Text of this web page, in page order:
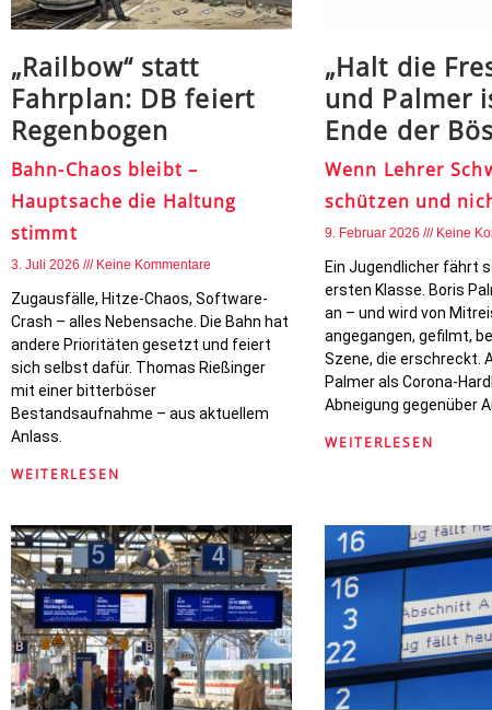
„Railbow“ statt
Fahrplan: DB feiert
Regenbogen
Bahn-Chaos bleibt –
Hauptsache die Haltung
stimmt
3. Juli 2026 Keine Kommentare
Zugausfälle, Hitze-Chaos, Software-
Crash – alles Nebensache. Die Bahn hat
andere Prioritäten gesetzt und feiert
sich selbst dafür. Thomas Rießinger
mit einer bitterböser
Bestandsaufnahme – aus aktuellem
Anlass.
WEITERLESEN
„Halt die
und Palmer
Ende der
Wenn Lehrer
schützen und
9. Februar 2026 Keine
Ein Jugendlicher fährt
ersten Klasse. Boris
an – und wird von
angegangen, gefilmt,
Szene, die erschreckt.
Palmer als Corona-
Abneigung gegenüber
WEITERLESEN